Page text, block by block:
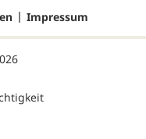
Impressum